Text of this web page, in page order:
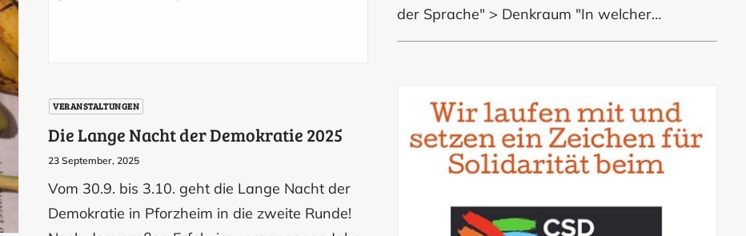
der Sprache" > Denkraum "In welcher…
VERANSTALTUNGEN
Die Lange Nacht der Demokratie 2025
23 September, 2025
Vom 30.9. bis 3.10. geht die Lange Nacht der
Demokratie in Pforzheim in die zweite Runde!